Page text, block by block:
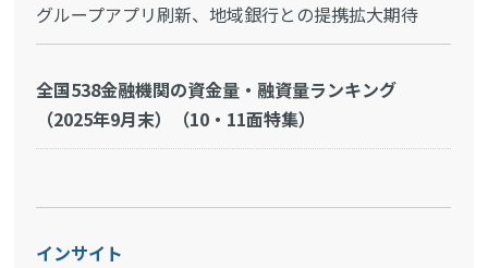
グループアプリ刷新、地域銀行との提携拡大期待
全国538金融機関の資金量・融資量ランキング
（2025年9月末）（10・11面特集）
インサイト